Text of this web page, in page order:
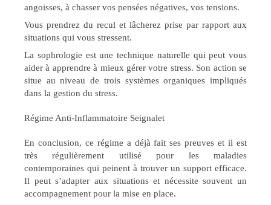
angoisses, à chasser vos pensées négatives, vos tensions.
Vous prendrez du recul et lâcherez prise par rapport aux
situations qui vous stressent.
La sophrologie est une technique naturelle qui peut vous
aider à apprendre à mieux gérer votre stress. Son action se
situe au niveau de trois systèmes organiques impliqués
dans la gestion du stress.
Régime Anti-Inflammatoire Seignalet
En conclusion, ce régime a déjà fait ses preuves et il est
très régulièrement utilisé pour les maladies
contemporaines qui peinent à trouver un support efficace.
Il peut s’adapter aux situations et nécessite souvent un
accompagnement pour la mise en place.